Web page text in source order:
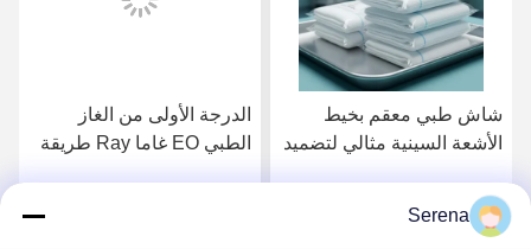
شاش طبي معقم بخيط
الأشعة السينية مثالي لتضميد
الطبي في المؤسسات
الصحيةاحصل على أفضل سعر
الدرجة الأولى من الغاز
الطبي EO غاما Ray طريقة
Serena